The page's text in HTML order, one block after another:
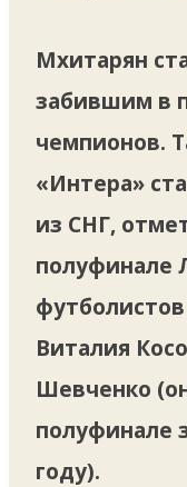
Мхитарян
забившим в
чемпионов.
«Интера»
из СНГ,
полуфинале
Виталия
Шевченко
полуфинале
году).